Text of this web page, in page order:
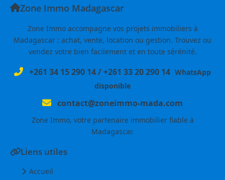
Zone Immo Madagascar
Zone Immo accompagne vos projets immobiliers à
Madagascar : achat, vente, location ou gestion. Trouvez ou
vendez votre bien facilement et en toute sérénité.
+261 34 15 290 14/+261 33 20 290 14 WhatsApp
disponible
contact@zoneimmo-mada.com
Zone Immo, votre partenaire immobilier fiable à
Madagascar.
Liens utiles
Accueil